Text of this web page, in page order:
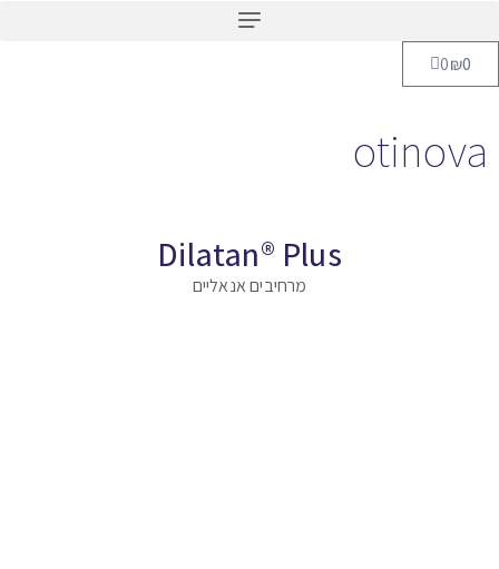
0
Dilatan® Plus
מרחיבים אנאליים